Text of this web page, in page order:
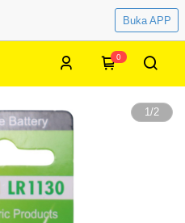
Buka APP
0
1/2